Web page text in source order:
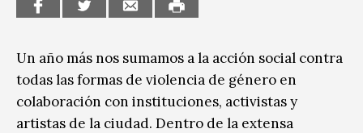
Música
Un año más nos sumamos a la acción social contra
todas las formas de violencia de género en
colaboración con instituciones, activistas y
artistas de la ciudad. Dentro de la extensa